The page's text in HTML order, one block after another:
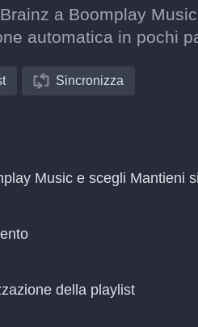
a Boomplay
automatica in pochi
Sincronizza
Music e scegli Mantieni
della playlist